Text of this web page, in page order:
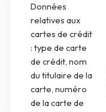
Données
relatives aux
cartes de crédit
: type de carte
de crédit, nom
du titulaire de la
carte, numéro
de la carte de